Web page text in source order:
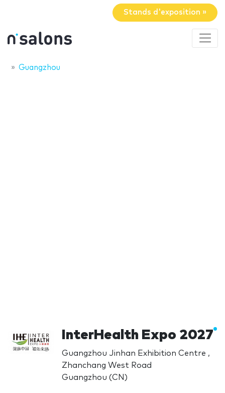
Stands d'exposition »
Guangzhou
InterHealth Expo 2027
Guangzhou Jinhan Exhibition Centre ,
Zhanchang West Road
Guangzhou (CN)